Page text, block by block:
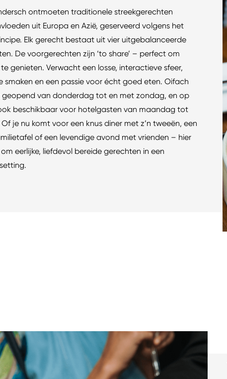
ontmoeten traditionele streekgerechten
uit Europa en Azië, geserveerd volgens het
Elk gerecht bestaat uit vier uitgebalanceerde
De voorgerechten zijn ‘to share’ – perfect om
genieten. Verwacht een losse, interactieve sfeer,
smaken en een passie voor écht goed eten. Oifach
geopend van donderdag tot en met zondag, en op
beschikbaar voor hotelgasten van maandag tot
je nu komt voor een knus diner met z’n tweeën, een
of een levendige avond met vrienden – hier
eerlijke, liefdevol bereide gerechten in een